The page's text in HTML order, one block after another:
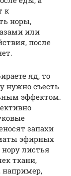
к
норы,
или
после
яд, то
нужно съесть
эффектом.
запахи
эфирных
листья
ткани,